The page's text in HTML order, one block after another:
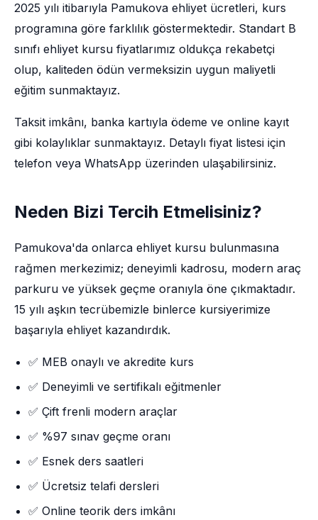
2025 yılı itibarıyla Pamukova ehliyet ücretleri, kurs
programına göre farklılık göstermektedir. Standart B
sınıfı ehliyet kursu fiyatlarımız oldukça rekabetçi
olup, kaliteden ödün vermeksizin uygun maliyetli
eğitim sunmaktayız.
Taksit imkânı, banka kartıyla ödeme ve online kayıt
gibi kolaylıklar sunmaktayız. Detaylı fiyat listesi için
telefon veya WhatsApp üzerinden ulaşabilirsiniz.
Neden Bizi Tercih Etmelisiniz?
Pamukova'da onlarca ehliyet kursu bulunmasına
rağmen merkezimiz; deneyimli kadrosu, modern araç
parkuru ve yüksek geçme oranıyla öne çıkmaktadır.
15 yılı aşkın tecrübemizle binlerce kursiyerimize
başarıyla ehliyet kazandırdık.
✅ MEB onaylı ve akredite kurs
✅ Deneyimli ve sertifikalı eğitmenler
✅ Çift frenli modern araçlar
✅ %97 sınav geçme oranı
✅ Esnek ders saatleri
✅ Ücretsiz telafi dersleri
✅ Online teorik ders imkânı